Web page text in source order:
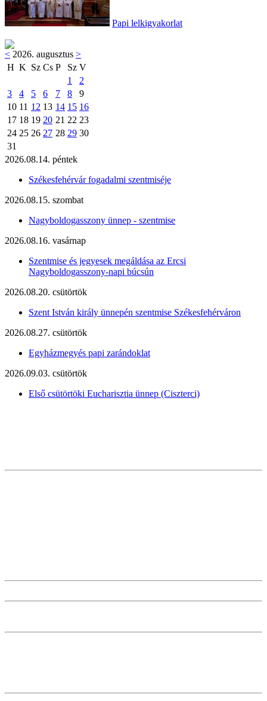
Papi lelkigyakorlat
< 2026. augusztus >
H K Sz Cs P Sz V
1
2
3
4 5 6 7 8
9
10 11 12 13 14 15 16
17 18 19 20 21 22 23
24 25 26 27 28 29 30
31
2026.08.14. péntek
Székesfehérvár fogadalmi szentmiséje
2026.08.15. szombat
Nagyboldogasszony ünnep - szentmise
2026.08.16. vasárnap
Szentmise és jegyesek megáldása az Ercsi
Nagyboldogasszony-napi búcsún
2026.08.20. csütörtök
Szent István király ünnepén szentmise Székesfehérváron
2026.08.27. csütörtök
Egyházmegyés papi zarándoklat
2026.09.03. csütörtök
Első csütörtöki Eucharisztia ünnep (Ciszterci)